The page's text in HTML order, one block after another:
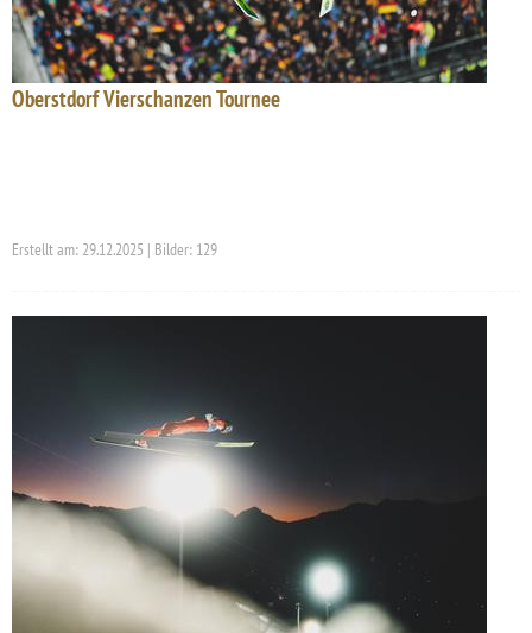
Oberstdorf Vierschanzen Tournee
Erstellt am: 29.12.2025 | Bilder: 129